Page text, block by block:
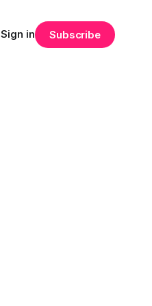
Sign in Subscribe